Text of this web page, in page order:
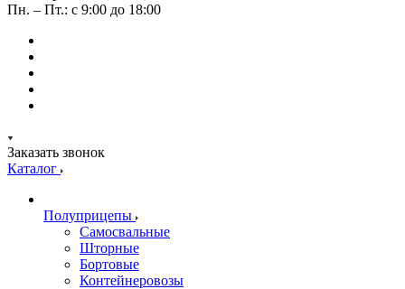
Пн. – Пт.: с 9:00 до 18:00
Заказать звонок
Каталог
Полуприцепы
Самосвальные
Шторные
Бортовые
Контейнеровозы